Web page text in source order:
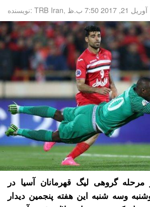
نویسنده:TRB Iran, آوریل 21, 2017 7:50 ب.ظ
مرحله گروهی لیگ قهرمانان آسیا در
وسه شنبه این هفته پنجمین دیدار